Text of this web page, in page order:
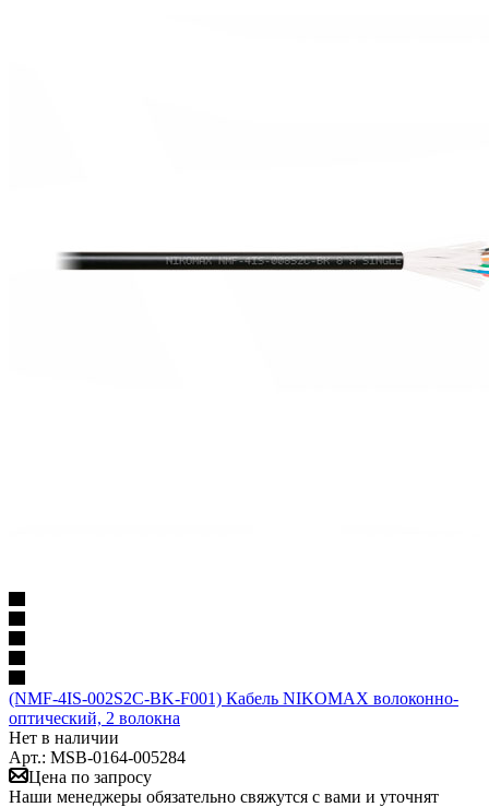
(NMF-4IS-002S2C-BK-F001) Кабель NIKOMAX волоконно-
оптический, 2 волокна
Нет в наличии
Арт.: MSB-0164-005284
Цена по запросу
Наши менеджеры обязательно свяжутся с вами и уточнят